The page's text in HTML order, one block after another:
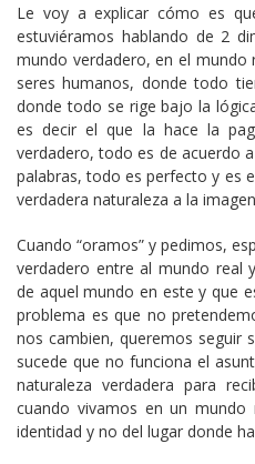
Le voy a explicar cómo es
estuviéramos hablando de 2
mundo verdadero, en el
seres humanos, donde todo
donde todo se rige bajo la
es decir el que la hace la
verdadero, todo es de acuerdo
palabras, todo es perfecto y es
verdadera naturaleza a la
Cuando “oramos” y pedimos,
verdadero entre al mundo real
de aquel mundo en este y que
problema es que no
nos cambien, queremos seguir
sucede que no funciona el
naturaleza verdadera para
cuando vivamos en un
identidad y no del lugar donde